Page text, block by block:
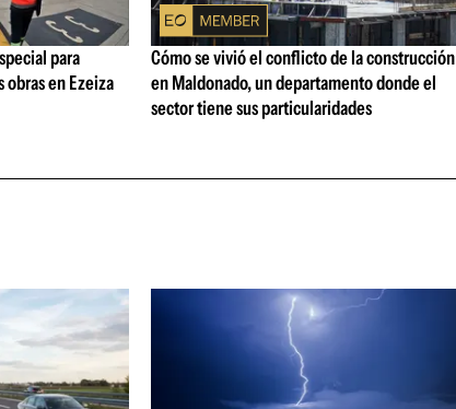
para
en Ezeiza
Cómo se vivió el conflicto de la construcción
en Maldonado, un departamento donde el
sector tiene sus particularidades